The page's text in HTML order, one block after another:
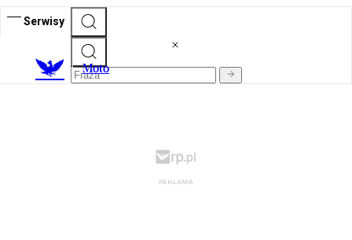
Serwisy
Moto